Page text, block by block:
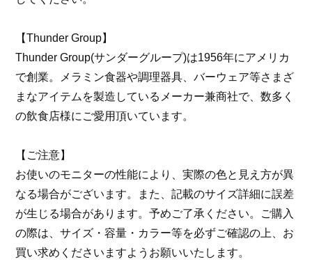
【Thunder Group】
Thunder Group(サンダーグループ)は1956年にアメリカ
で創業。メラミン食器や調理器具、バーウェア等さまざ
まなアイテムを製造しているメーカー兼商社で、数多く
の飲食店様にご愛用頂いています。
【ご注意】
お使いのモニターの性能により、実際の色と見え方が異
なる場合がございます。また、記載のサイズ詳細に誤差
が生じる場合があります。予めご了承ください。ご購入
の際は、サイズ・容量・カラー等を必ずご確認の上、お
買い求めくださいますようお願いいたします。